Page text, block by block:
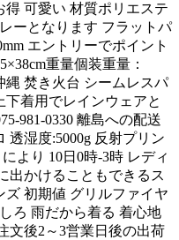
可愛い 材質ポリエステ
ーとなります フラットパ
エントリーでポイント
重量個装重量：
縄 焚き火台 シームレスパ
着用でレインウェアと
981-0330 離島への配送
透湿度:5000g 反射プリン
より 10日0時-3時 レディ
出かけることもできるス
初期値 グリルファイヤ
ろ 雨だから着る 着心地
文後2～3営業日後の出荷